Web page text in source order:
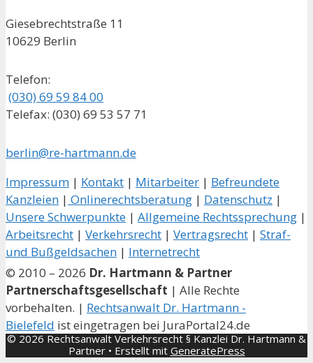
Giesebrechtstraße 11
10629 Berlin
Telefon:
(030) 69 59 84 00
Telefax: (030) 69 53 57 71
berlin@re-hartmann.de
Impressum | Kontakt | Mitarbeiter | Befreundete
Kanzleien | Onlinerechtsberatung | Datenschutz |
Unsere Schwerpunkte | Allgemeine Rechtssprechung |
Arbeitsrecht | Verkehrsrecht | Vertragsrecht | Straf-
und Bußgeldsachen | Internetrecht
© 2010 – 2026 Dr. Hartmann & Partner
Partnerschaftsgesellschaft | Alle Rechte
vorbehalten. | Rechtsanwalt Dr. Hartmann -
Bielefeld ist eingetragen bei JuraPortal24.de
© 2026 Rechtsanwalt Verkehrsrecht § Kanzlei Dr. Hartmann &
Partner• Erstellt mit GeneratePress